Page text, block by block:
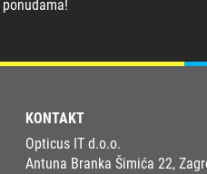
KONTAKT
Opticus IT d.o.o.
Antuna Branka Šimića 22,